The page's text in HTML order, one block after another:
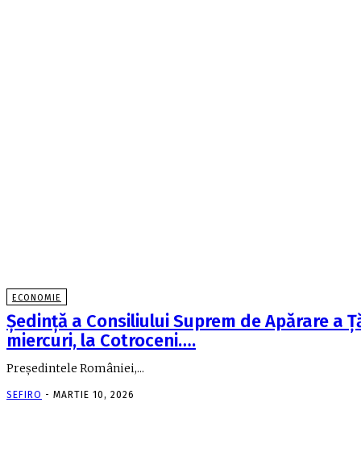
ECONOMIE
Şedinţă a Consiliului Suprem de Apărare a
miercuri, la Cotroceni….
Preşedintele României,...
SEFIRO - MARTIE 10, 2026